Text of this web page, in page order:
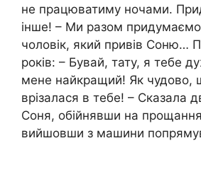
не працюватиму ночами.
інше! – Ми разом
чоловік, який привів Соню…
років: – Бувай, тату, я тебе
мене найкращий! Як чудово,
врізалася в тебе! – Сказала
Соня, обійнявши на прощання
вийшовши з машини